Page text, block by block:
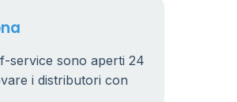
service sono aperti 24
i distributori con